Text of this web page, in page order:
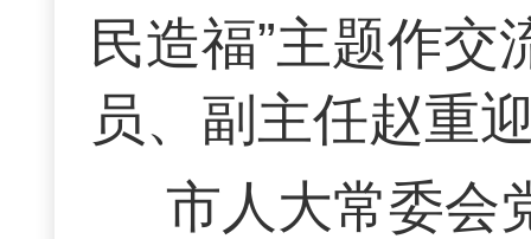
民造福”主题作
员、副主任赵重
市人大常委会